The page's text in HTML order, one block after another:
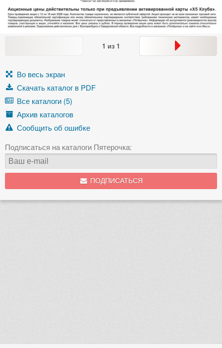
1 из 1
Во весь экран
Скачать каталог в PDF
Все каталоги (5)
Архив каталогов
Сообщить об ошибке
Подписаться на каталоги Пятерочка:
ПОДПИСАТЬСЯ